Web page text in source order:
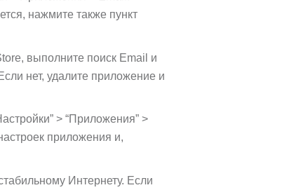
нажмите также пункт
выполните поиск Email и
нет, удалите приложение и
> “Приложения” >
приложения и,
Интернету. Если